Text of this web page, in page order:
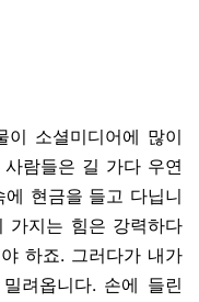
소셜미디어에 많이
람들은 길 가다 우연
현금을 들고 다닙니
가지는 힘은 강력하다
하죠. 그러다가 내가
려옵니다. 손에 들린